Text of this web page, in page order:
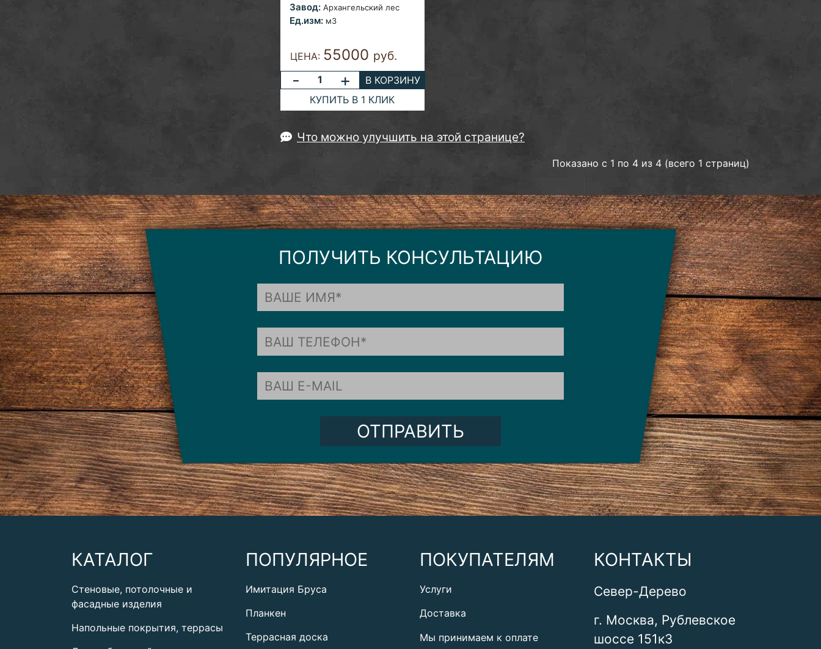
Завод: Архангельский лес
Ед.изм: м3
ЦЕНА: 55000 руб.
- +
В КОРЗИНУ
КУПИТЬ В 1 КЛИК
Что можно улучшить на этой странице?
Показано с 1 по 4 из 4 (всего 1 страниц)
ПОЛУЧИТЬ КОНСУЛЬТАЦИЮ
ОТПРАВИТЬ
КАТАЛОГ
Стеновые, потолочные и
фасадные изделия
Напольные покрытия, террасы
ПОПУЛЯРНОЕ
Имитация Бруса
Планкен
Террасная доска
ПОКУПАТЕЛЯМ
Услуги
Доставка
Мы принимаем к оплате
КОНТАКТЫ
Север-Дерево
г. Москва, Рублевское
шоссе 151к3